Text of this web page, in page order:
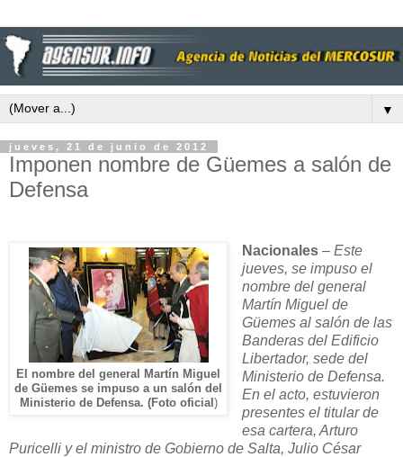
▼
jueves, 21 de junio de 2012
Imponen nombre de Güemes a salón de
Defensa
El nombre del general Martín Miguel
de Güemes se impuso a un salón del
Ministerio de Defensa. (Foto oficial )
Nacionales– Este
jueves, se impuso el
nombre del general
Martín Miguel de
Güemes al salón de las
Banderas del Edificio
Libertador, sede del
Ministerio de Defensa.
En el acto, estuvieron
presentes el titular de
esa cartera, Arturo
Puricelli y el ministro de Gobierno de Salta, Julio César